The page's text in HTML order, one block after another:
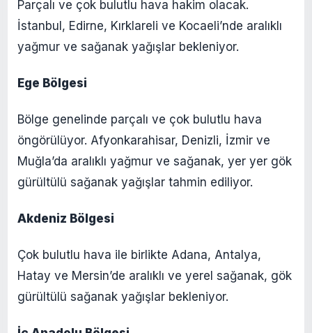
Parçalı ve çok bulutlu hava hakim olacak.
İstanbul, Edirne, Kırklareli ve Kocaeli’nde aralıklı
yağmur ve sağanak yağışlar bekleniyor.​
Ege Bölgesi
Bölge genelinde parçalı ve çok bulutlu hava
öngörülüyor. Afyonkarahisar, Denizli, İzmir ve
Muğla’da aralıklı yağmur ve sağanak, yer yer gök
gürültülü sağanak yağışlar tahmin ediliyor.​
Akdeniz Bölgesi
Çok bulutlu hava ile birlikte Adana, Antalya,
Hatay ve Mersin’de aralıklı ve yerel sağanak, gök
gürültülü sağanak yağışlar bekleniyor.​